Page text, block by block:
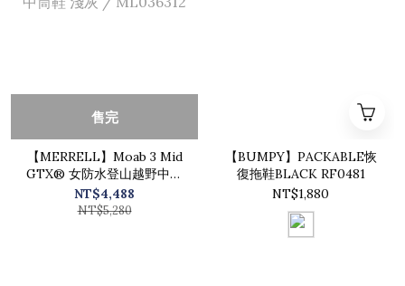
售完
【MERRELL】Moab 3 Mid
GTX® 女防水登山越野中筒
鞋 淺灰 / ML036312
NT$4,488
NT$5,280
【BUMPY】PACKABLE恢
復拖鞋BLACK RF0481
NT$1,880